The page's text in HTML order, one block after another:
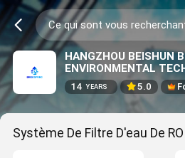
HANGZHOU BEISHUN
ENVIRONMENTAL
14 YEARS 5.0
Système De Filtre D'eau De RO